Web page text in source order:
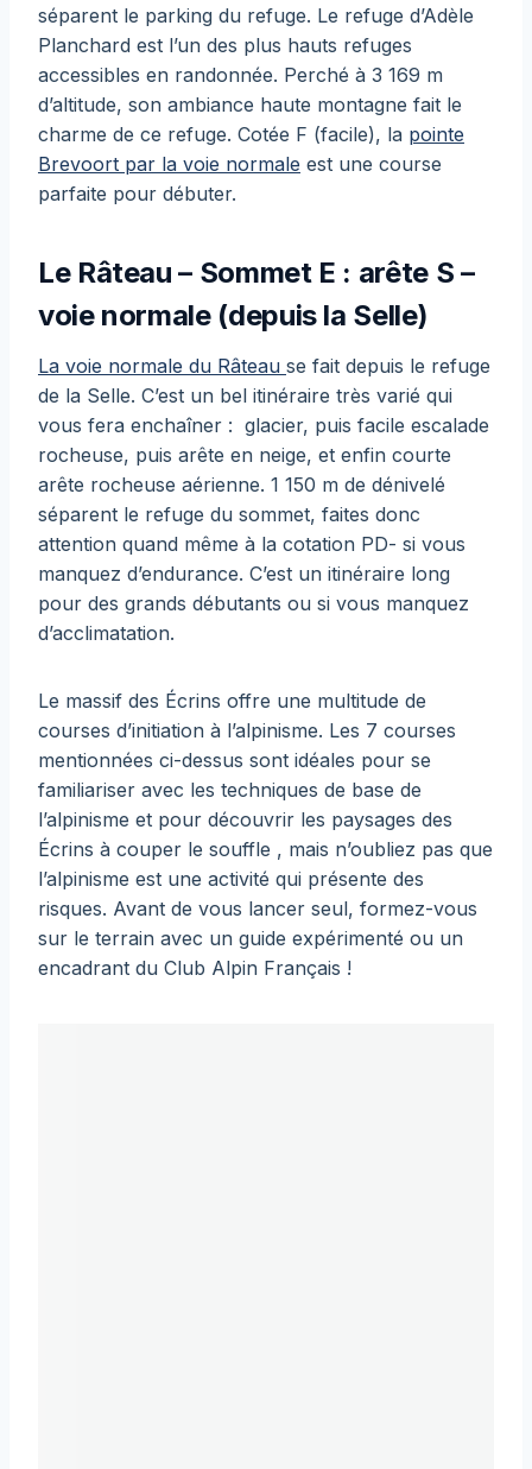
séparent le parking du refuge. Le refuge d’Adèle
Planchard est l’un des plus hauts refuges
accessibles en randonnée. Perché à 3 169 m
d’altitude, son ambiance haute montagne fait le
charme de ce refuge. Cotée F (facile), la pointe
Brevoort par la voie normale est une course
parfaite pour débuter.
Le Râteau – Sommet E : arête S –
voie normale (depuis la Selle)
La voie normale du Râteau se fait depuis le refuge
de la Selle. C’est un bel itinéraire très varié qui
vous fera enchaîner : glacier, puis facile escalade
rocheuse, puis arête en neige, et enfin courte
arête rocheuse aérienne. 1 150 m de dénivelé
séparent le refuge du sommet, faites donc
attention quand même à la cotation PD- si vous
manquez d’endurance. C’est un itinéraire long
pour des grands débutants ou si vous manquez
d’acclimatation.
Le massif des Écrins offre une multitude de
courses d’initiation à l’alpinisme. Les 7 courses
mentionnées ci-dessus sont idéales pour se
familiariser avec les techniques de base de
l’alpinisme et pour découvrir les paysages des
Écrins à couper le souffle , mais n’oubliez pas que
l’alpinisme est une activité qui présente des
risques. Avant de vous lancer seul, formez-vous
sur le terrain avec un guide expérimenté ou un
encadrant du Club Alpin Français !